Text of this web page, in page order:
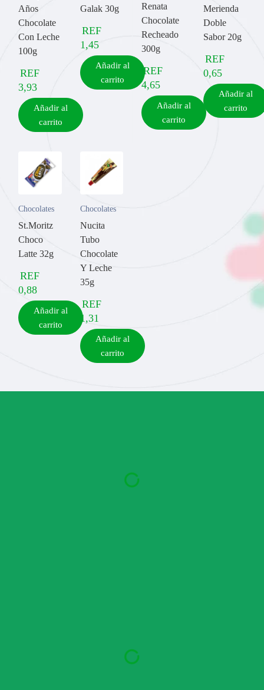
Años
Chocolate
Con Leche
100g
REF
3,93
Añadir al
carrito
Galak 30g
REF
1,45
Añadir al
carrito
Renata
Chocolate
Recheado
300g
REF
4,65
Añadir al
carrito
Merienda
Doble
Sabor 20g
REF
0,65
Añadir al
carrito
Chocolates
St.Moritz
Choco
Latte 32g
REF
0,88
Añadir al
carrito
Chocolates
Nucita
Tubo
Chocolate
Y Leche
35g
REF
1,31
Añadir al
carrito